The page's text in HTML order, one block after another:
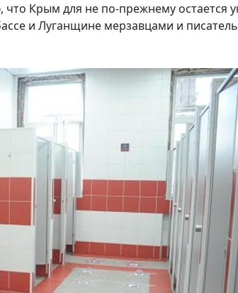
Крым для не по-прежнему остается
и Луганщине мерзавцами и